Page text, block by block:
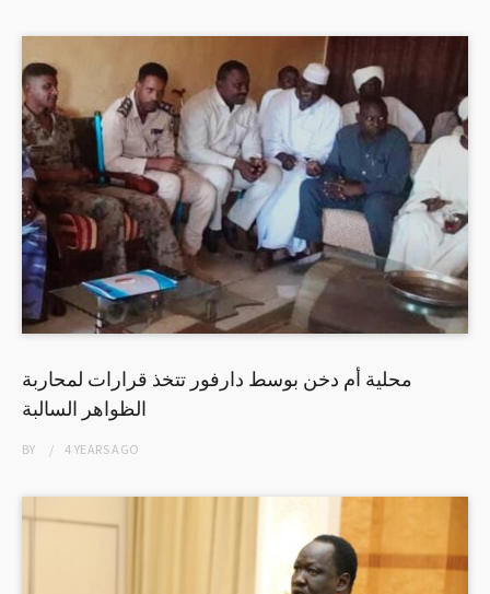
محلية أم دخن بوسط دارفور تتخذ قرارات لمحاربة
الظواهر السالبة
BY 4 YEARSAGO